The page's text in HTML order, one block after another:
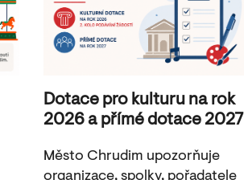
Dotace pro kulturu na rok
2026 a přímé dotace 2027
Město Chrudim upozorňuje
organizace, spolky, pořadatele